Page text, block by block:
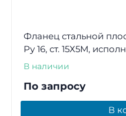
Фланец стальной
Ру 16, ст. 15Х5М,
В наличии
По запросу
В